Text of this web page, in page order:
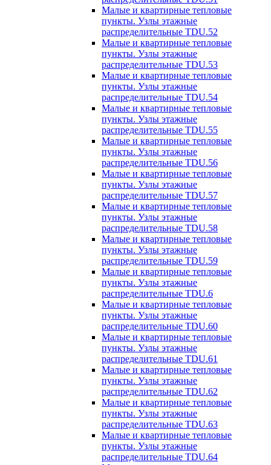
Малые и квартирные тепловые
пункты. Узлы этажные
распределительные TDU.52
Малые и квартирные тепловые
пункты. Узлы этажные
распределительные TDU.53
Малые и квартирные тепловые
пункты. Узлы этажные
распределительные TDU.54
Малые и квартирные тепловые
пункты. Узлы этажные
распределительные TDU.55
Малые и квартирные тепловые
пункты. Узлы этажные
распределительные TDU.56
Малые и квартирные тепловые
пункты. Узлы этажные
распределительные TDU.57
Малые и квартирные тепловые
пункты. Узлы этажные
распределительные TDU.58
Малые и квартирные тепловые
пункты. Узлы этажные
распределительные TDU.59
Малые и квартирные тепловые
пункты. Узлы этажные
распределительные TDU.6
Малые и квартирные тепловые
пункты. Узлы этажные
распределительные TDU.60
Малые и квартирные тепловые
пункты. Узлы этажные
распределительные TDU.61
Малые и квартирные тепловые
пункты. Узлы этажные
распределительные TDU.62
Малые и квартирные тепловые
пункты. Узлы этажные
распределительные TDU.63
Малые и квартирные тепловые
пункты. Узлы этажные
распределительные TDU.64